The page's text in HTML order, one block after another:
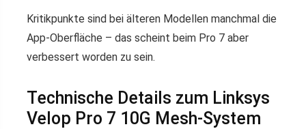
Kritikpunkte sind bei älteren Modellen manchmal die
App-Oberfläche – das scheint beim Pro 7 aber
verbessert worden zu sein.
Technische Details zum Linksys
Velop Pro 7 10G Mesh-System